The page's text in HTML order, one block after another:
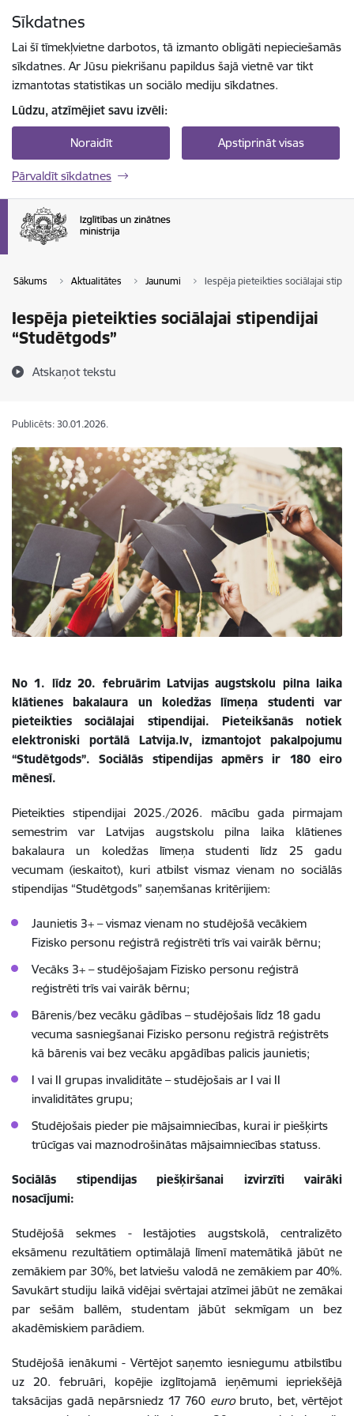
Sīkdatnes
Lai šī tīmekļvietne darbotos, tā izmanto obligāti nepieciešamās
sīkdatnes. Ar Jūsu piekrišanu papildus šajā vietnē var tikt
izmantotas statistikas un sociālo mediju sīkdatnes.
Lūdzu, atzīmējiet savu izvēli:
Noraidīt Apstiprināt visas
Pārvaldīt sīkdatnes
Sākums Aktualitātes Jaunumi Iespēja pieteikties sociālajai
Iespēja pieteikties sociālajai stipendijai
“Studētgods”
Atskaņot tekstu
Publicēts: 30.01.2026.
No 1. līdz 20. februārim Latvijas augstskolu pilna laika
klātienes bakalaura un koledžas līmeņa studenti var
pieteikties sociālajai stipendijai. Pieteikšanās notiek
elektroniski portālā Latvija.lv, izmantojot pakalpojumu
“Studētgods”. Sociālās stipendijas apmērs ir 180 eiro
mēnesī.
Pieteikties stipendijai 2025./2026. mācību gada pirmajam
semestrim var Latvijas augstskolu pilna laika klātienes
bakalaura un koledžas līmeņa studenti līdz 25 gadu
vecumam (ieskaitot), kuri atbilst vismaz vienam no sociālās
stipendijas “Studētgods” saņemšanas kritērijiem:
Jaunietis 3+ – vismaz vienam no studējošā vecākiem
Fizisko personu reģistrā reģistrēti trīs vai vairāk bērnu;
Vecāks 3+ – studējošajam Fizisko personu reģistrā
reģistrēti trīs vai vairāk bērnu;
Bārenis/bez vecāku gādības – studējošais līdz 18 gadu
vecuma sasniegšanai Fizisko personu reģistrā reģistrēts
kā bārenis vai bez vecāku apgādības palicis jaunietis;
I vai II grupas invaliditāte – studējošais ar I vai II
invaliditātes grupu;
Studējošais pieder pie mājsaimniecības, kurai ir piešķirts
trūcīgas vai maznodrošinātas mājsaimniecības statuss.
Sociālās stipendijas piešķiršanai izvirzīti vairāki
nosacījumi:
Studējošā sekmes - Iestājoties augstskolā, centralizēto
eksāmenu rezultātiem optimālajā līmenī matemātikā jābūt ne
zemākiem par 30%, bet latviešu valodā ne zemākiem par 40%.
Savukārt studiju laikā vidējai svērtajai atzīmei jābūt ne zemākai
par sešām ballēm, studentam jābūt sekmīgam un bez
akadēmiskiem parādiem.
Studējošā ienākumi - Vērtējot saņemto iesniegumu atbilstību
uz 20. februāri, kopējie izglītojamā ieņēmumi iepriekšējā
taksācijas gadā nepārsniedz 17 760 eurobruto, bet, vērtējot